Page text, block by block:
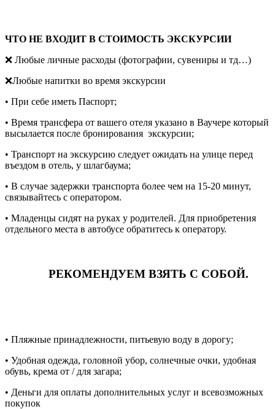
ЧТО НЕ ВХОДИТ В СТОИМОСТЬ ЭКСКУРСИИ
❌ Любые личные расходы (фотографии, сувениры и тд…)
❌Любые напитки во время экскурсии
• При себе иметь Паспорт;
• Время трансфера от вашего отеля указано в Ваучере который
высылается после бронирования экскурсии;
• Транспорт на экскурсию следует ожидать на улице перед
въездом в отель, у шлагбаума;
• В случае задержки транспорта более чем на 15-20 минут,
связывайтесь с оператором.
• Младенцы сидят на руках у родителей. Для приобретения
отдельного места в автобусе обратитесь к оператору.
РЕКОМЕНДУЕМ ВЗЯТЬ С СОБОЙ.
• Пляжные принадлежности, питьевую воду в дорогу;
• Удобная одежда, головной убор, солнечные очки, удобная
обувь, крема от / для загара;
• Деньги для оплаты дополнительных услуг и всевозможных
покупок